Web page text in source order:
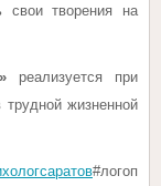
свои творения на
реализуется при
жизненной
#логоп